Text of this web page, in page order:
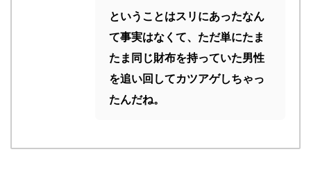
ということはスリにあったなん
て事実はなくて、ただ単にたま
たま同じ財布を持っていた男性
を追い回してカツアゲしちゃっ
たんだね。